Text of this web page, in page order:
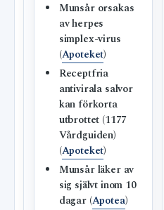
Munsår orsakas
av herpes
simplex-virus
(Apoteket)
Receptfria
antivirala salvor
kan förkorta
utbrottet (1177
Vårdguiden)
(Apoteket)
Munsår läker av
sig självt inom 10
dagar (Apotea)